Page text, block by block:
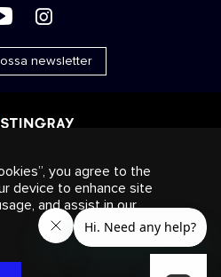
&
newsletter
Rádio
Sobre nós
settings
Inc. Todos os direitos
MUSIC e outras marcas e
marcas comerciais do Stingray
Unidos da América e outros
you agree to the
device to enhance site
and assist in our